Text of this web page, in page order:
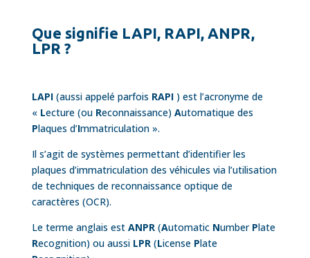
Que signifie LAPI, RAPI, ANPR,
LPR ?
LAPI(aussi appelé parfois RAPI ) est l’acronyme de
« Lecture (ou Reconnaissance) Automatique des
Plaques d’Immatriculation ».
Il s’agit de systèmes permettant d’identifier les
plaques d’immatriculation des véhicules via l’utilisation
de techniques de reconnaissance optique de
caractères (OCR).
Le terme anglais est ANPR(Automatic Number Plate
Recognition) ou aussi LPR(License Plate